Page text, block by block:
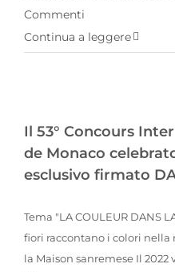
Commenti
Continua a leggere
Il 53° Concours
de Monaco
esclusivo firmato
Tema "LA COULEUR DANS
fiori raccontano i colori
la Maison sanremese Il